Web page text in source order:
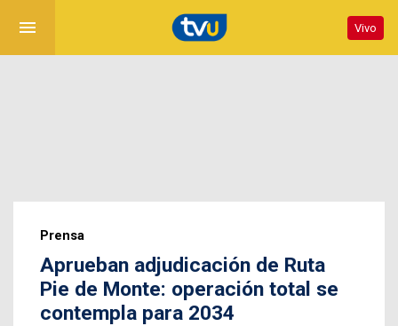
menu Vivo
Prensa
Aprueban adjudicación de Ruta
Pie de Monte: operación total se
contempla para 2034